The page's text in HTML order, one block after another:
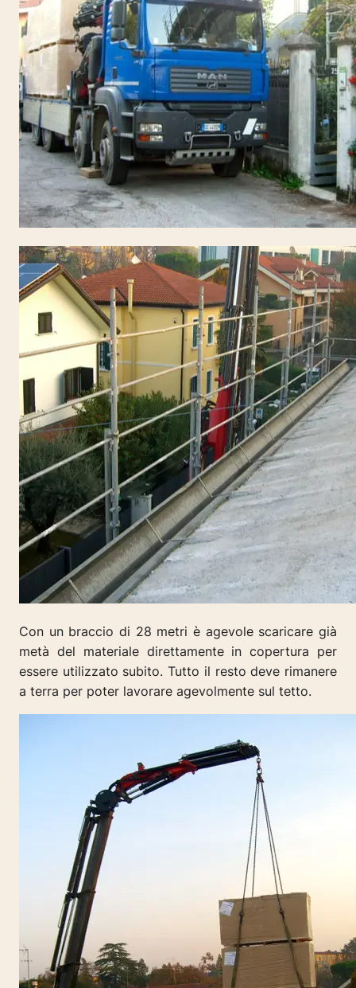
Con un braccio di 28 metri è agevole scaricare già
metà del materiale direttamente in copertura per
essere utilizzato subito. Tutto il resto deve rimanere
a terra per poter lavorare agevolmente sul tetto.